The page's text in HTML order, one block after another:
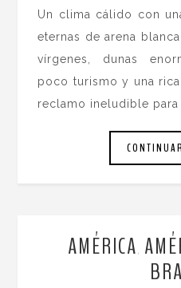
Un clima cálido con
eternas de arena
vírgenes, dunas
poco turismo y una
reclamo ineludible
AMÉRICA